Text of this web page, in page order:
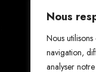
Nous
Nous
navigation,
analyser